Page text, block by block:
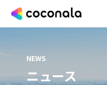
NEWS
ニュース